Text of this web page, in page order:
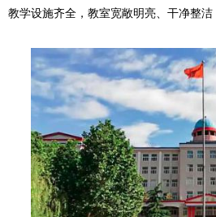
教学设施齐全，教室宽敞明亮、干净整洁